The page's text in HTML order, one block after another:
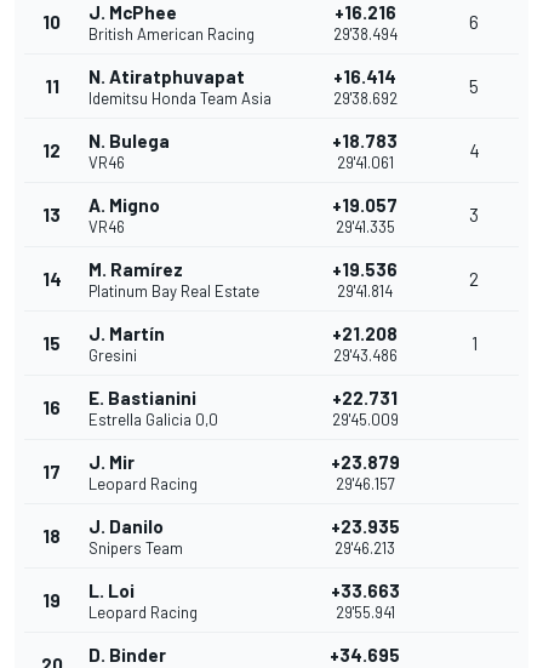
10 J. McPhee
British American Racing
+16.216
29'38.494
6
11 N. Atiratphuvapat
Idemitsu Honda Team Asia
+16.414
29'38.692
5
12 N. Bulega
VR46
+18.783
29'41.061
4
13 A. Migno
VR46
+19.057
29'41.335
3
14 M. Ramírez
Platinum Bay Real Estate
+19.536
29'41.814
2
15 J. Martín
Gresini
+21.208
29'43.486
1
16 E. Bastianini
Estrella Galicia 0,0
+22.731
29'45.009
17 J. Mir
Leopard Racing
+23.879
29'46.157
18 J. Danilo
Snipers Team
+23.935
29'46.213
19 L. Loi
Leopard Racing
+33.663
29'55.941
D. Binder +34.695